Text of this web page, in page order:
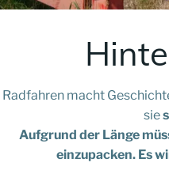
Radfahren macht
sie
Aufgrund der Länge
einzupacken. Es